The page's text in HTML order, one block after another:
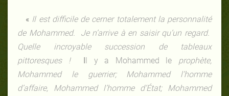
« Il est difficile de cerner totalement la personnalité
de Mohammed. Je n’arrive à en saisir qu’un regard.
Quelle incroyable succession de tableaux
pittoresques ! Il y a Mohammed le prophète,
Mohammed le guerrier; Mohammed l’homme
d’affaire, Mohammed l’homme d’État; Mohammed